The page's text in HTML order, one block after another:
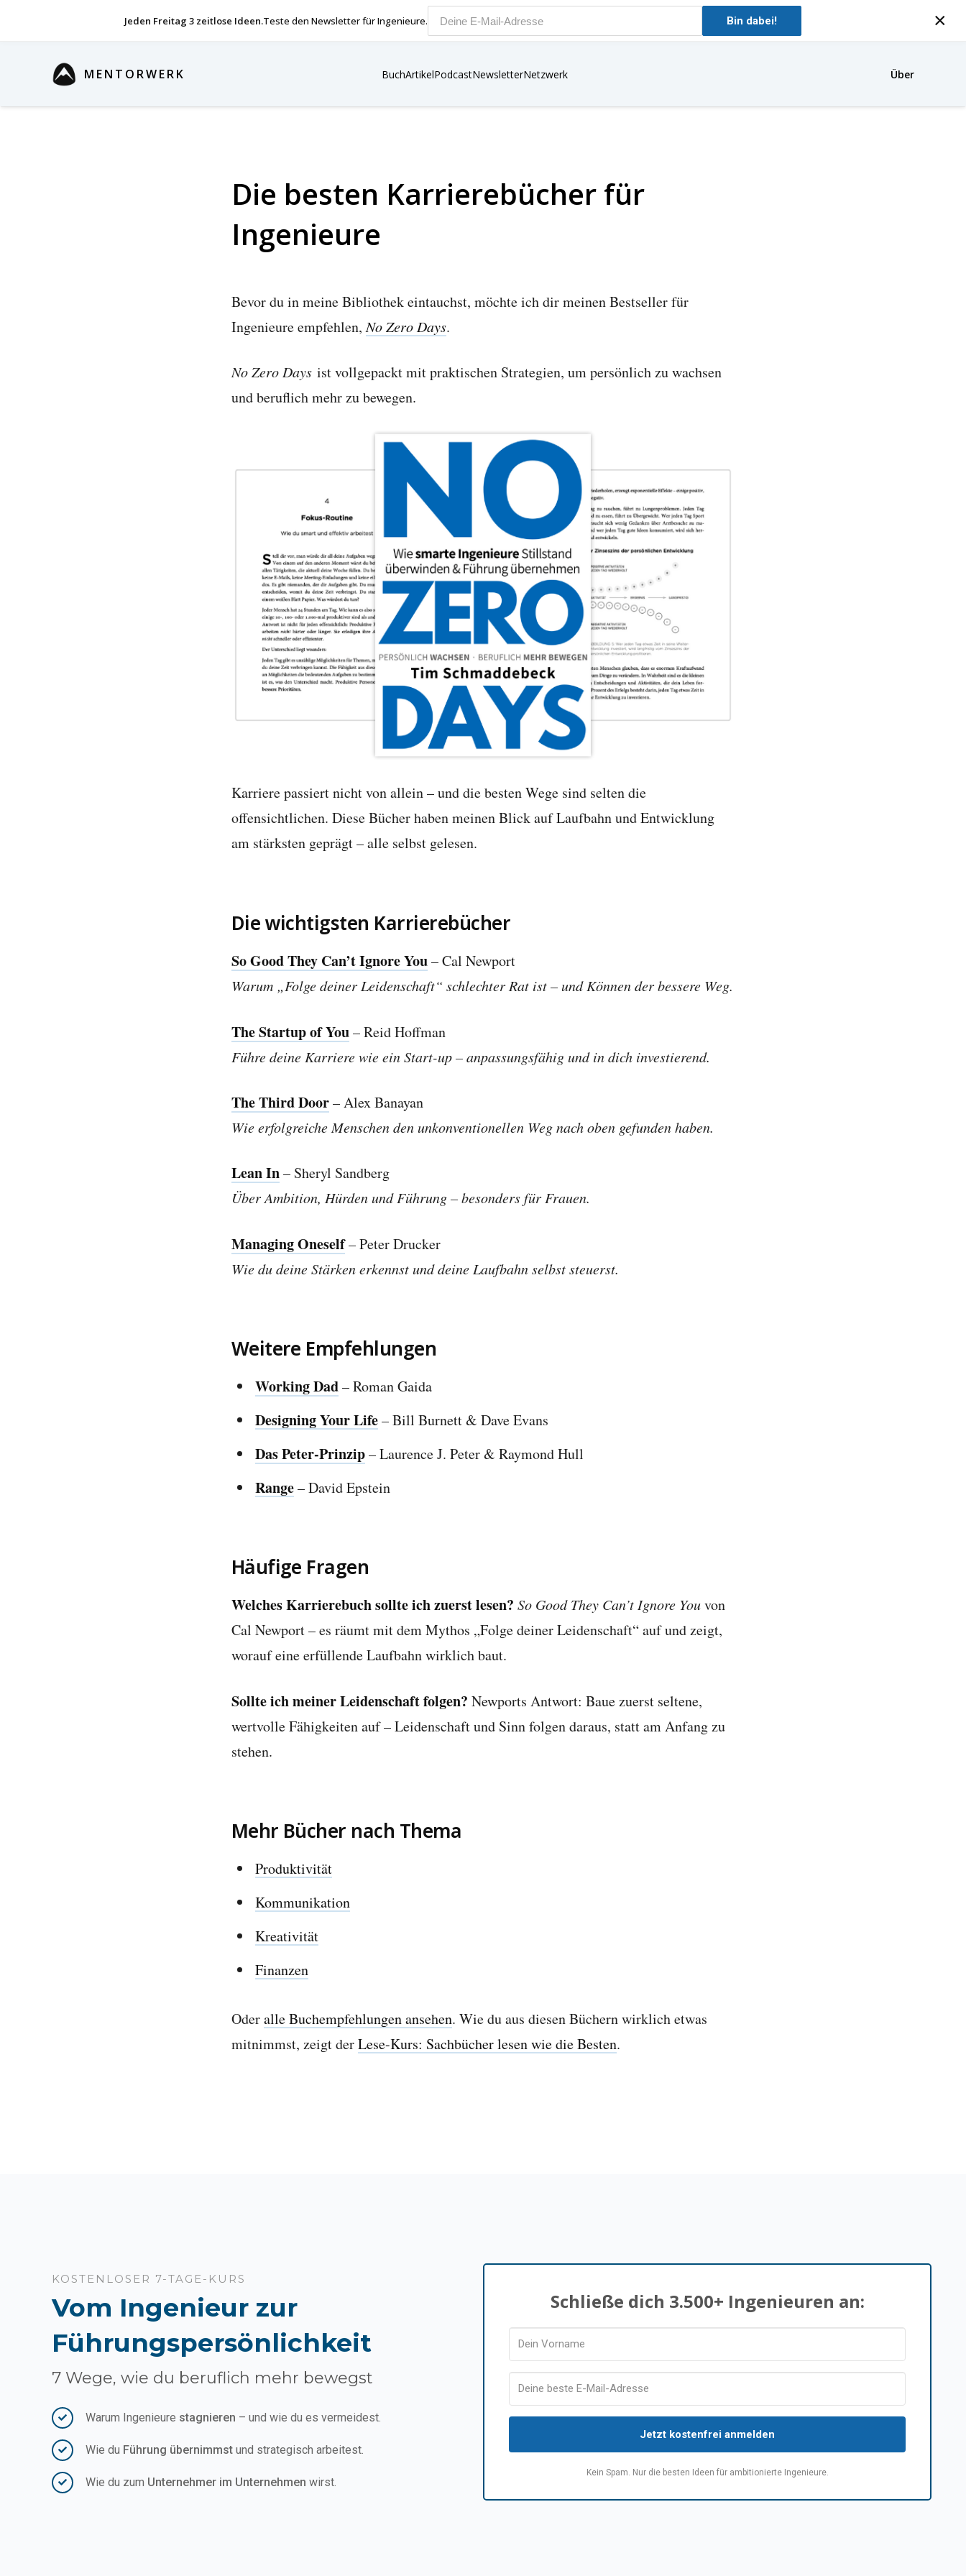
MENTORWERK BuchArtikelPodcastNewsletterNetzwerk
Jeden Freitag 3 zeitlose Ideen.Teste den Newsletter für Ingenieure.
E-Mail-Adresse
Bin dabei! ×
Über
Die besten Karrierebücher für
Ingenieure
Bevor du in meine Bibliothek eintauchst, möchte ich dir meinen Bestseller für
Ingenieure empfehlen,No Zero Days.
No Zero Daysist vollgepackt mit praktischen Strategien, um persönlich zu wachsen
und beruflich mehr zu bewegen.
Karriere passiert nicht von allein – und die besten Wege sind selten die
offensichtlichen. Diese Bücher haben meinen Blick auf Laufbahn und Entwicklung
am stärksten geprägt – alle selbst gelesen.
Die wichtigsten Karrierebücher
So Good They Can’t Ignore You– Cal Newport
Warum „Folge deiner Leidenschaft“ schlechter Rat ist – und Können der bessere Weg.
The Startup of You– Reid Hoffman
Führe deine Karriere wie ein Start-up – anpassungsfähig und in dich investierend.
The Third Door– Alex Banayan
Wie erfolgreiche Menschen den unkonventionellen Weg nach oben gefunden haben.
Lean In– Sheryl Sandberg
Über Ambition, Hürden und Führung – besonders für Frauen.
Managing Oneself– Peter Drucker
Wie du deine Stärken erkennst und deine Laufbahn selbst steuerst.
Weitere Empfehlungen
Working Dad– Roman Gaida
Designing Your Life– Bill Burnett & Dave Evans
Das Peter-Prinzip– Laurence J. Peter & Raymond Hull
Range– David Epstein
Häufige Fragen
Welches Karrierebuch sollte ich zuerst lesen? So Good They Can’t Ignore Youvon
Cal Newport – es räumt mit dem Mythos „Folge deiner Leidenschaft“ auf und zeigt,
worauf eine erfüllende Laufbahn wirklich baut.
Sollte ich meiner Leidenschaft folgen? Newports Antwort: Baue zuerst seltene,
wertvolle Fähigkeiten auf – Leidenschaft und Sinn folgen daraus, statt am Anfang zu
stehen.
Mehr Bücher nach Thema
Produktivität
Kommunikation
Kreativität
Finanzen
Oderalle Buchempfehlungen ansehen. Wie du aus diesen Büchern wirklich etwas
mitnimmst, zeigt derLese-Kurs: Sachbücher lesen wie die Besten.
KOSTENLOSER 7-TAGE-KURS
Vom Ingenieur zur
Führungspersönlichkeit
7 Wege, wie du beruflich mehr bewegst
Warum Ingenieure stagnieren – und wie du es vermeidest.
Wie du Führung übernimmstund strategisch arbeitest.
Wie du zum Unternehmer im Unternehmen wirst.
Schließe dich 3.500+ Ingenieuren an:
Jetzt kostenfrei anmelden
Kein Spam. Nur die besten Ideen für ambitionierte Ingenieure.